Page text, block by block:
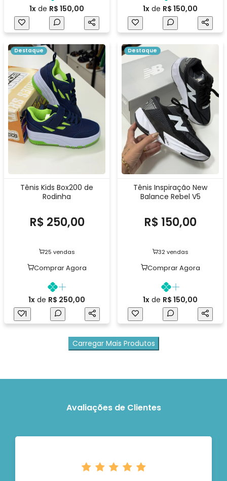
1x de R$ 150,00 1x de R$ 150,00
Destaque
Tênis Kids Box200 de
Rodinha
R$ 250,00
25 vendas
Comprar Agora
1x de R$ 250,00
1
Destaque
Tênis Inspiração New
Balance Rebel V5
R$ 150,00
32 vendas
Comprar Agora
1x de R$ 150,00
Carregar Mais Produtos
Avaliações de Clientes